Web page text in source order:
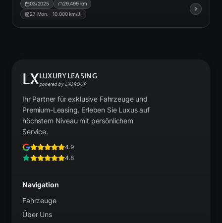
03/2025 29.499km
27 Mon. ·10.000km/J.
LXLUXURYLEASING
powered by LXGROUP
Ihr Partner für exklusive Fahrzeuge und
Premium-Leasing. Erleben Sie Luxus auf
höchstem Niveau mit persönlichem
Service.
4.9
4.8
Navigation
Fahrzeuge
Über Uns